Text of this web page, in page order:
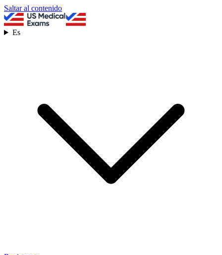
Saltar al contenido
Es